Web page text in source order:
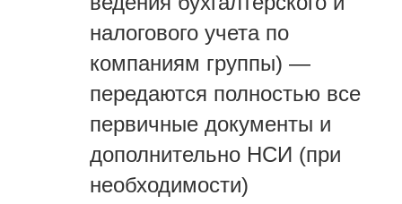
налогового учета по
компаниям группы) —
передаются полностью все
первичные документы и
дополнительно НСИ (при
необходимости)